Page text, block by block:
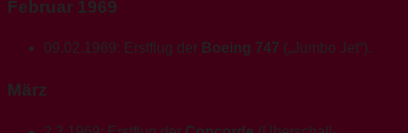
Februar 1969
09.02.1969: Erstflug der Boeing 747 („Jumbo Jet“).
März